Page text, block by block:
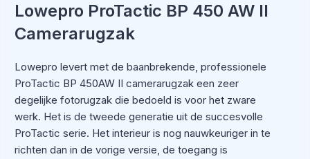
Lowepro ProTactic BP 450 AW II
Camerarugzak
Lowepro levert met de baanbrekende, professionele
ProTactic BP 450AW II camerarugzak een zeer
degelijke fotorugzak die bedoeld is voor het zware
werk. Het is de tweede generatie uit de succesvolle
ProTactic serie. Het interieur is nog nauwkeuriger in te
richten dan in de vorige versie, de toegang is